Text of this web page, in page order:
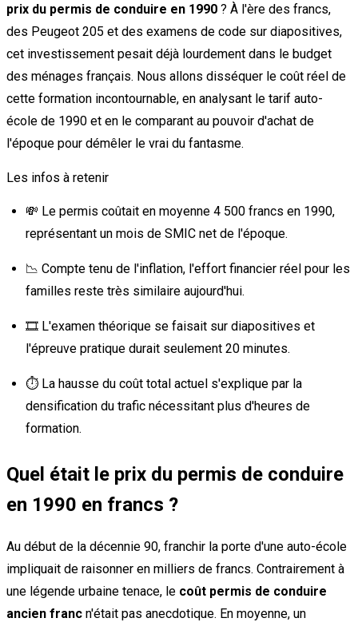
prix du permis de conduire en 1990 ? À l'ère des francs,
des Peugeot 205 et des examens de code sur diapositives,
cet investissement pesait déjà lourdement dans le budget
des ménages français. Nous allons disséquer le coût réel de
cette formation incontournable, en analysant le tarif auto-
école de 1990 et en le comparant au pouvoir d'achat de
l'époque pour démêler le vrai du fantasme.
Les infos à retenir
💸 Le permis coûtait en moyenne 4 500 francs en 1990,
représentant un mois de SMIC net de l'époque.
📉 Compte tenu de l'inflation, l'effort financier réel pour les
familles reste très similaire aujourd'hui.
🎞️ L'examen théorique se faisait sur diapositives et
l'épreuve pratique durait seulement 20 minutes.
⏱️ La hausse du coût total actuel s'explique par la
densification du trafic nécessitant plus d'heures de
formation.
Quel était le prix du permis de conduire
en 1990 en francs ?
Au début de la décennie 90, franchir la porte d'une auto-école
impliquait de raisonner en milliers de francs. Contrairement à
une légende urbaine tenace, le coût permis de conduire
ancien franc n'était pas anecdotique. En moyenne, un